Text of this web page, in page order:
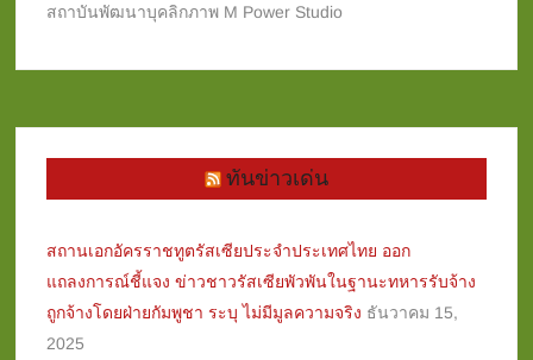
สถาบันพัฒนาบุคลิกภาพ M Power Studio
ทันข่าวเด่น
สถานเอกอัครราชทูตรัสเซียประจำประเทศไทย ออก
แถลงการณ์ชี้แจง ข่าวชาวรัสเซียพัวพันในฐานะทหารรับจ้าง
ถูกจ้างโดยฝ่ายกัมพูชา ระบุ ไม่มีมูลความจริง ธันวาคม 15,
2025